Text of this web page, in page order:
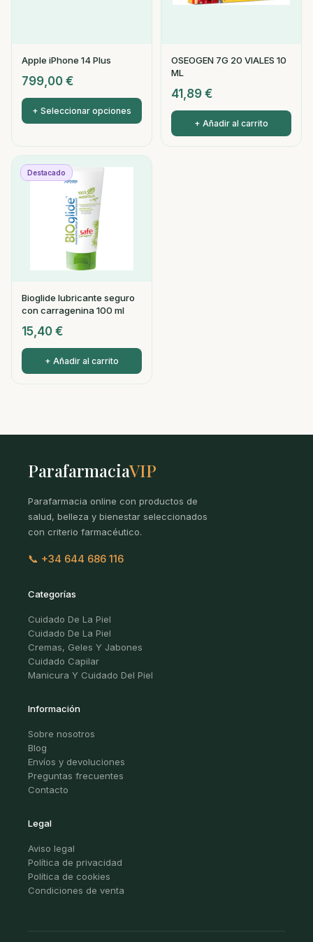
Apple iPhone 14 Plus
799,00 €
+ Seleccionar opciones
OSEOGEN 7G 20 VIALES 10
ML
41,89 €
+ Añadir al carrito
Destacado
Bioglide lubricante seguro
con carragenina 100 ml
15,40 €
+ Añadir al carrito
ParafarmaciaVIP
Parafarmacia online con productos de
salud, belleza y bienestar seleccionados
con criterio farmacéutico.
📞 +34 644 686 116
Categorías
Cuidado De La Piel
Cuidado De La Piel
Cremas, Geles Y Jabones
Cuidado Capilar
Manicura Y Cuidado Del Piel
Información
Sobre nosotros
Blog
Envíos y devoluciones
Preguntas frecuentes
Contacto
Legal
Aviso legal
Política de privacidad
Política de cookies
Condiciones de venta